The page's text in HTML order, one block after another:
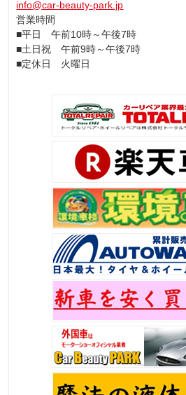
info@car-beauty-park.jp
営業時間
■平日 午前10時～午後7時
■土日祝 午前9時～午後7時
■定休日 火曜日